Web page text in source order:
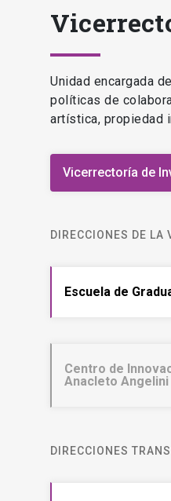
Unidad encargada
políticas de
artística, propiedad
Vicerrectoría de
DIRECCIONES DE LA
Escuela de
Centro de
Anacleto Angelini
DIRECCIONES